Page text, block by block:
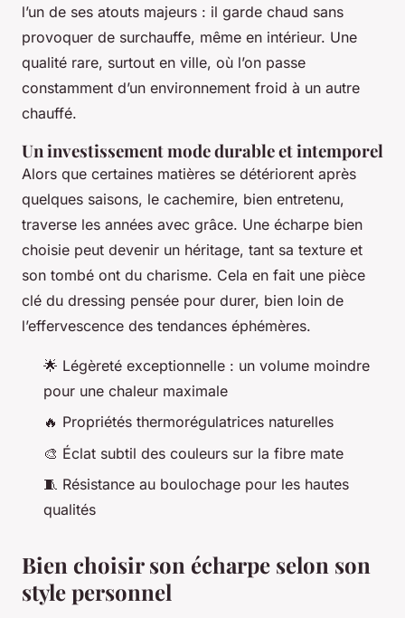
l’un de ses atouts majeurs : il garde chaud sans
provoquer de surchauffe, même en intérieur. Une
qualité rare, surtout en ville, où l’on passe
constamment d’un environnement froid à un autre
chauffé.
Un investissement mode durable et intemporel
Alors que certaines matières se détériorent après
quelques saisons, le cachemire, bien entretenu,
traverse les années avec grâce. Une écharpe bien
choisie peut devenir un héritage, tant sa texture et
son tombé ont du charisme. Cela en fait une pièce
clé du dressing pensée pour durer, bien loin de
l’effervescence des tendances éphémères.
🌟 Légèreté exceptionnelle : un volume moindre
pour une chaleur maximale
🔥 Propriétés thermorégulatrices naturelles
🎨 Éclat subtil des couleurs sur la fibre mate
🧵 Résistance au boulochage pour les hautes
qualités
Bien choisir son écharpe selon son
style personnel